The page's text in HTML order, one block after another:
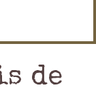
de